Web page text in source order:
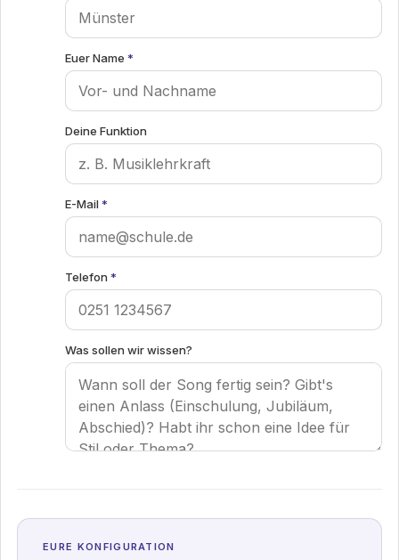
Euer Name *
Deine Funktion
E-Mail*
Telefon *
Was sollen wir wissen?
EURE KONFIGURATION